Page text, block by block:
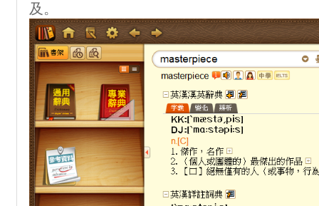
及。